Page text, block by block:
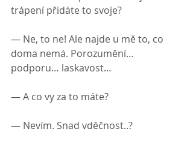
trápení přidáte to svoje?
— Ne, to ne! Ale najde u mě to, co
doma nemá. Porozumění…
podporu… laskavost…
— А co vy za to máte?
— Nevím. Snad vděčnost..?